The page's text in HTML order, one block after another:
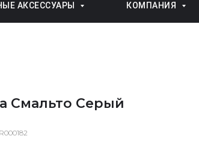
АКСЕССУАРЫ КОМПАНИЯ
Смальто Серый